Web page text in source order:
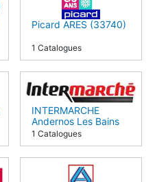
Picard ARES (33740)
1 Catalogues
INTERMARCHE
Andernos Les Bains
(33510)
1 Catalogues